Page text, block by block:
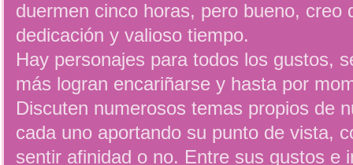
duermen cinco horas, pero bueno, creo
dedicación y valioso tiempo.
Hay personajes para todos los gustos,
más logran encariñarse y hasta por
Discuten numerosos temas propios de
cada uno aportando su punto de vista,
sentir afinidad o no. Entre sus gustos e